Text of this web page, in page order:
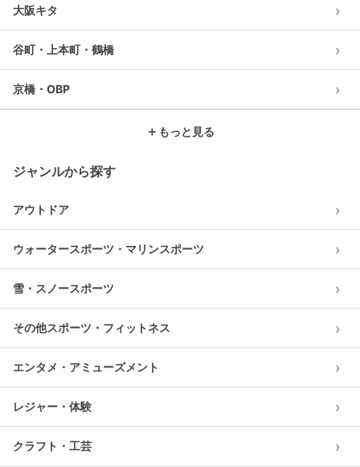
大阪キタ ›
谷町・上本町・鶴橋 ›
京橋・OBP ›
＋ もっと見る
ジャンルから探す
アウトドア ›
ウォータースポーツ・マリンスポーツ ›
雪・スノースポーツ ›
その他スポーツ・フィットネス ›
エンタメ・アミューズメント ›
レジャー・体験 ›
クラフト・工芸 ›